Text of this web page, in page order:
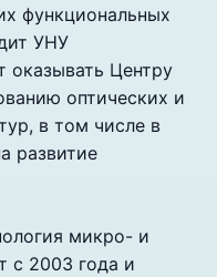
функциональных
УНУ
оказывать Центру
оптических и
в том числе в
развитие
микро- и
с 2003 года и